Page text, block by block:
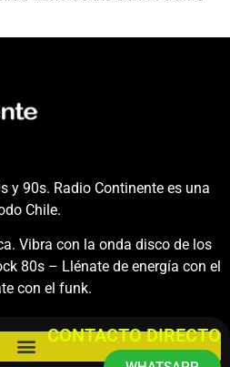
y 90s. Radio Continente es una
Chile.
Vibra con la onda disco de los
80s – Llénate de energía con el
con el funk.
CONTACTO DIRECTO